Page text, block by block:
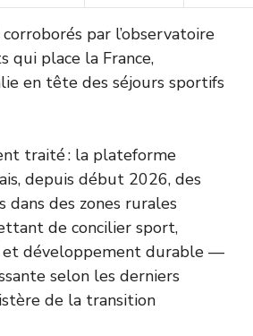
par l’observatoire
qui place la France,
en tête des séjours sportifs
traité : la plateforme
depuis début 2026, des
dans des zones rurales
de concilier sport,
et développement durable —
selon les derniers
de la transition